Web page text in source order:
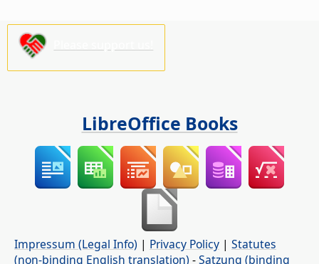
LibreOffice Books
Impressum (Legal Info) | Privacy Policy | Statutes
(non-binding English translation) -Satzung (binding